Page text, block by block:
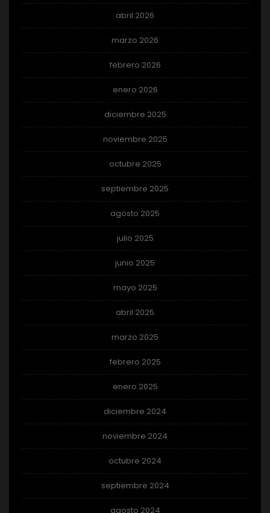
abril 2026
marzo 2026
febrero 2026
enero 2026
diciembre 2025
noviembre 2025
octubre 2025
septiembre 2025
agosto 2025
julio 2025
junio 2025
mayo 2025
abril 2025
marzo 2025
febrero 2025
enero 2025
diciembre 2024
noviembre 2024
octubre 2024
septiembre 2024
agosto 2024